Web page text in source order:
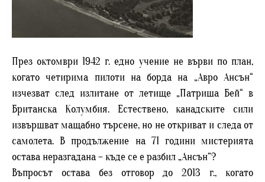
През октомври 1942 г. едно учение не върви по план,
когато четирима пилоти на борда на „Авро Ансън“
изчезват след излитане от летище „Патриша Бей“ в
Британска Колумбия. Естествено, канадските сили
извършват мащабно търсене, но не откриват и следа от
самолета. В продължение на 71 години мистерията
остава неразгадана – къде се е разбил „Ансън“?
Въпросът остава без отговор до 2013 г., когато